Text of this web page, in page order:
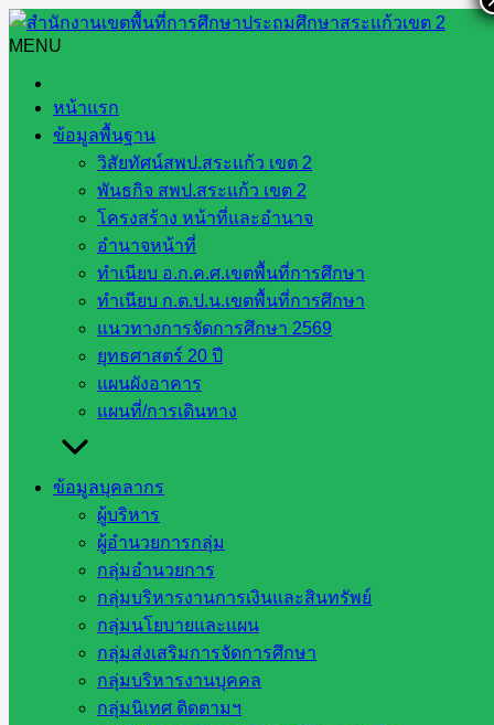
Skip
to
content
MENU
หน้าแรก
ข้อมูลพื้นฐาน
วิสัยทัศน์สพป.สระแก้ว เขต 2
พันธกิจ สพป.สระแก้ว เขต 2
โครงสร้าง หน้าที่และอำนาจ
อำนาจหน้าที่
ทำเนียบ อ.ก.ค.ศ.เขตพื้นที่การศึกษา
ทำเนียบ ก.ต.ป.น.เขตพื้นที่การศึกษา
แนวทางการจัดการศึกษา 2569
ยุทธศาสตร์ 20 ปี
แผนผังอาคาร
แผนที่/การเดินทาง
ข้อมูลบุคลากร
ผู้บริหาร
ผู้อำนวยการกลุ่ม
กลุ่มอำนวยการ
กลุ่มบริหารงานการเงินและสินทรัพย์
กลุ่มนโยบายและแผน
กลุ่มส่งเสริมการจัดการศึกษา
กลุ่มบริหารงานบุคคล
กลุ่มนิเทศ ติดตามฯ
Search
ประชุมเชิงปฏิบัติการเพื่อสรุปผลและจัดทำข้อเสนอแนะเชิง
นโยบายและการบริหารจัดการโรงเรียนในโครงการโรงเรียน
คุณภาพ
ประชุมเชิงปฏิบัติการเพื่อสรุปผล
และจัดทำข้อเสนอแนะเชิง
นโยบายและการบริหารจัดการ
โรงเรียนในโครงการโรงเรียน
คุณภาพ
สพป.สระแก้ว เขต 2 ร่วมประชุมเชิงปฏิบัติ
การเพื่อสรุปผลและจัดทำข้อเสนอแนะเชิง
นโยบายและการบริหารจัดการโรงเรียนใน
โครงการโรงเรียนคุณภาพ